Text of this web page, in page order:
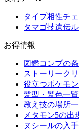
タイプ相性チ
タマゴ技遺伝
お得情報
図鑑コンプの
ストーリーク
役立つポケモン
髪型・髪色一覧
教え技の場所
メタモン5の出
ヌシールの入